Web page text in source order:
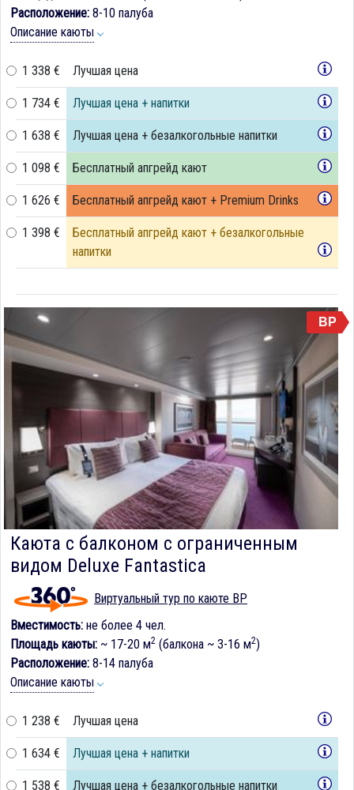
Расположение: 8-10 палуба
Описание каюты
1 338 € Лучшая цена
1 734 € Лучшая цена + напитки
1 638 € Лучшая цена + безалкогольные напитки
1 098 € Бесплатный апгрейд кают
1 626 € Бесплатный апгрейд кают + Premium Drinks
1 398 €
Бесплатный апгрейд кают + безалкогольные
напитки
BP
Каюта с балконом c ограниченным
видом Deluxe Fantastica
Виртуальный тур по каюте BP
Вместимость: не более 4 чел.
Площадь каюты: ~ 17-20 м2 (балкона ~ 3-16 м2)
Расположение: 8-14 палуба
Описание каюты
1 238 € Лучшая цена
1 634 € Лучшая цена + напитки
1 538 € Лучшая цена + безалкогольные напитки